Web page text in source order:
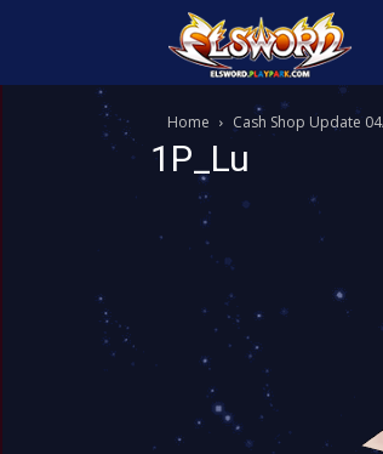
Home Cash Shop Update
1P_Lu